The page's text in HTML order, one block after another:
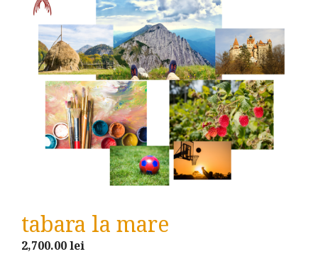
tabara la mare
2,700.00lei